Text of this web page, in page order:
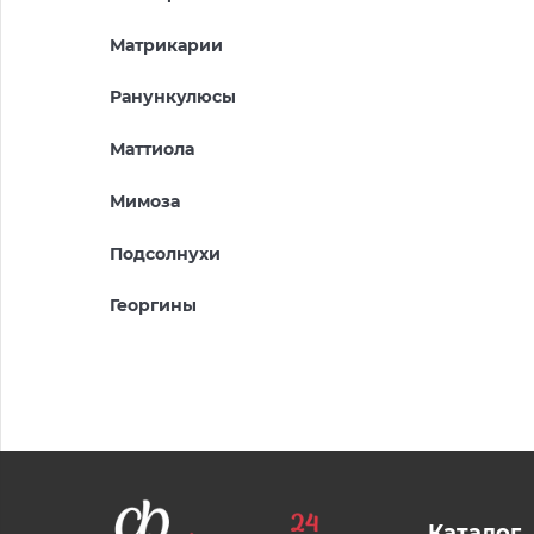
Матрикарии
Ранункулюсы
Маттиола
Мимоза
Подсолнухи
Георгины